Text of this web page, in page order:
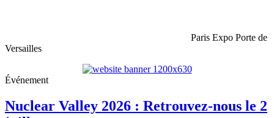
Paris Expo Porte de
Versailles
Événement
Nuclear Valley 2026 : Retrouvez-nous le 2